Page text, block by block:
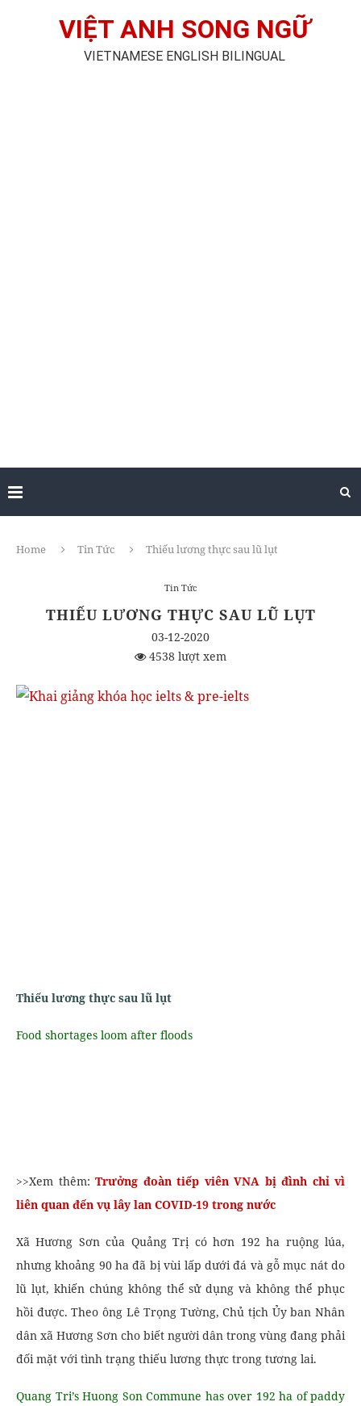
VIỆT ANH SONG NGỮ
VIETNAMESE ENGLISH BILINGUAL
Home Tin Tức Thiếu lương thực sau lũ lụt
Tin Tức
THIẾU LƯƠNG THỰC SAU LŨ LỤT
03-12-2020
4538 lượt xem
Thiếu lương thực sau lũ lụt
Food shortages loom after floods
>>Xem thêm: Trưởng đoàn tiếp viên VNA bị đình chỉ vì
liên quan đến vụ lây lan COVID-19 trong nước
Xã Hương Sơn của Quảng Trị có hơn 192 ha ruộng lúa,
nhưng khoảng 90 ha đã bị vùi lấp dưới đá và gỗ mục nát do
lũ lụt, khiến chúng không thể sử dụng và không thể phục
hồi được. Theo ông Lê Trọng Tường, Chủ tịch Ủy ban Nhân
dân xã Hương Sơn cho biết người dân trong vùng đang phải
đối mặt với tình trạng thiếu lương thực trong tương lai.
Quang Tri’s Huong Son Commune has over 192 ha of paddy